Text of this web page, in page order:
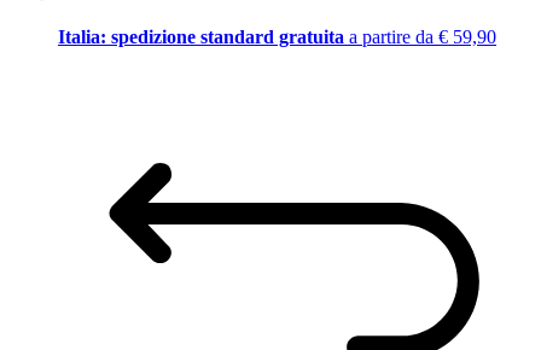
Italia: spedizione standard gratuita a partire da € 59,90